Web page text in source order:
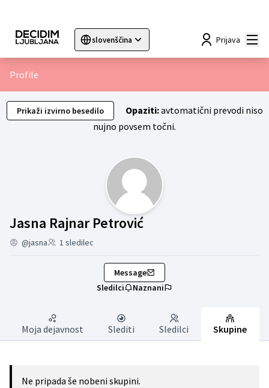
slovenščina
Sprache wählen Choose language Choisir la langue
Prijava
Profile
Prikaži izvirno besedilo Opaziti:avtomatični prevodi niso
nujno povsem točni.
Jasna Rajnar PetrovićSkupine (Jasna
@jasna 1 sledilec
Message
Sledilci
Naznani
Moja dejavnost Slediti Sledilci Skupine
Ne pripada še nobeni skupini.